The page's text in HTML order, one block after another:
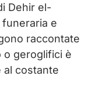
Egizio
Dehir el-
e
raccontate
o geroglifici è
al costante